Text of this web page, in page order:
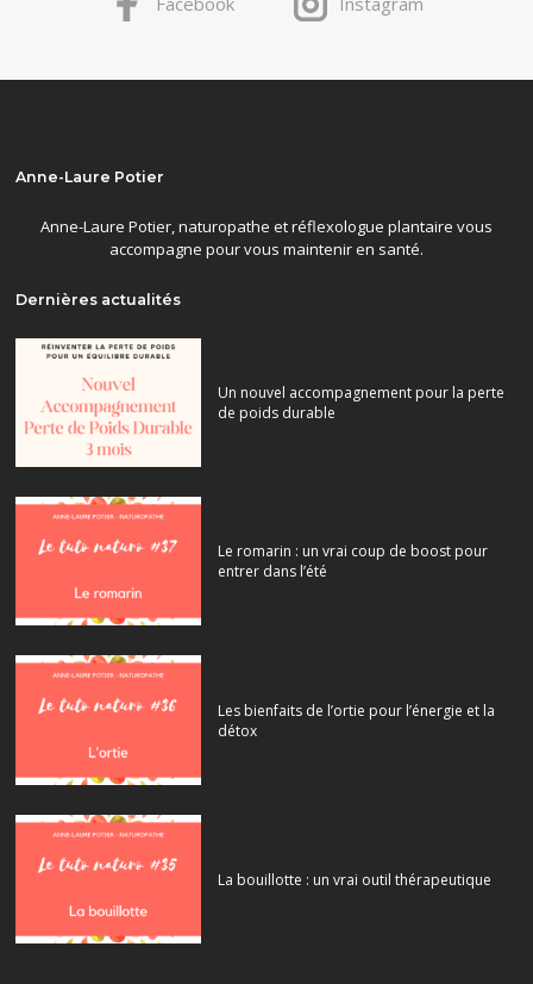
Anne-Laure Potier
Anne-Laure Potier, naturopathe et réflexologue plantaire vous
accompagne pour vous maintenir en santé.
Dernières actualités
Un nouvel accompagnement pour la perte
de poids durable
Le romarin : un vrai coup de boost pour
entrer dans l’été
Les bienfaits de l’ortie pour l’énergie et la
détox
La bouillotte : un vrai outil thérapeutique